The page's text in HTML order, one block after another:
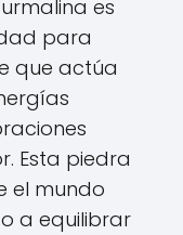
es
para
que actúa
Esta piedra
el mundo
a equilibrar